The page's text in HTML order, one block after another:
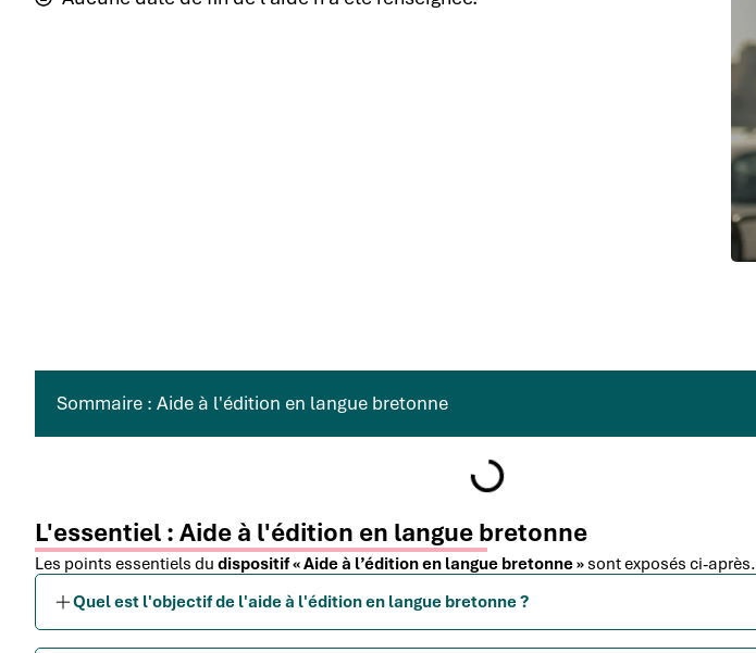
Sommaire : Aide à l'édition en langue bretonne
L'essentiel : Aide à l'édition en langue bretonne
Les points essentiels du dispositif « Aide à l’édition en langue bretonne » sont exposés ci-après.
Quel est l'objectif de l'aide à l'édition en langue bretonne ?